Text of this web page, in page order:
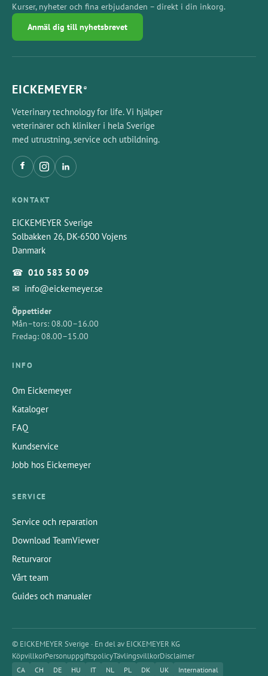
Kurser, nyheter och fina erbjudanden – direkt i din inkorg.
Anmäl dig till nyhetsbrevet
EICKEMEYER®
Veterinary technology for life. Vi hjälper
veterinärer och kliniker i hela Sverige
med utrustning, service och utbildning.
KONTAKT
EICKEMEYER Sverige
Solbakken 26, DK-6500 Vojens
Danmark
☎ 010 583 50 09
✉ info@eickemeyer.se
Öppettider
Mån–tors: 08.00–16.00
Fredag: 08.00–15.00
INFO
Om Eickemeyer
Kataloger
FAQ
Kundservice
Jobb hos Eickemeyer
SERVICE
Service och reparation
Download TeamViewer
Returvaror
Vårt team
Guides och manualer
© EICKEMEYER Sverige · En del av EICKEMEYER KG
KöpvillkorPersonuppgiftspolicyTävlingsvillkorDisclaimer
CA CH DE HU IT NL PL DK UK International